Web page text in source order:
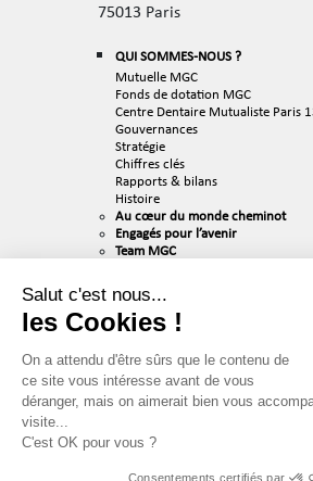
75013 Paris
QUI SOMMES-NOUS ?
Mutuelle MGC
Fonds de dotation MGC
Centre Dentaire Mutualiste Paris
Gouvernances
Stratégie
Chiffres clés
Rapports & bilans
Histoire
Au cœur du monde cheminot
Engagés pour l’avenir
Team MGC
RECRUTEMENT
Nos valeurs
Nos offres d’emploi
PUBLICATIONS & MÉDIAS
PARTENAIRES
Salut c'est nous...
les Cookies !
On a attendu d'être sûrs que le contenu de
ce site vous intéresse avant de vous
déranger, mais on aimerait bien vous
visite...
C'est OK pour vous ?
Consentements certifiés par